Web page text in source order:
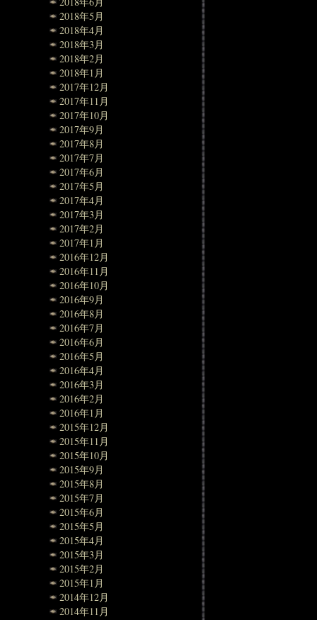
2018年5月
2018年4月
2018年3月
2018年2月
2018年1月
2017年12月
2017年11月
2017年10月
2017年9月
2017年8月
2017年7月
2017年6月
2017年5月
2017年4月
2017年3月
2017年2月
2017年1月
2016年12月
2016年11月
2016年10月
2016年9月
2016年8月
2016年7月
2016年6月
2016年5月
2016年4月
2016年3月
2016年2月
2016年1月
2015年12月
2015年11月
2015年10月
2015年9月
2015年8月
2015年7月
2015年6月
2015年5月
2015年4月
2015年3月
2015年2月
2015年1月
2014年12月
2014年11月